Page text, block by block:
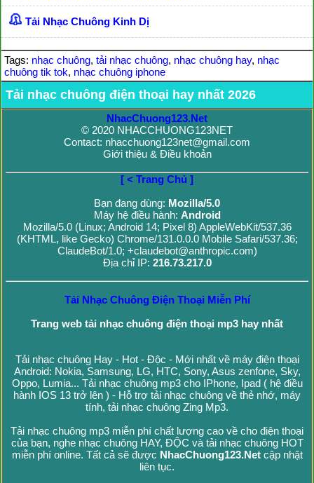
Tải Nhạc Chuông Kinh Dị
Tags: nhạc chuông, tải nhạc chuông, nhạc chuông hay, nhạc
chuông tik tok, nhạc chuông iphone
Tải nhạc chuông điện thoại hay nhất 2026
NhacChuong123.Net
© 2020 NHACCHUONG123NET
Contact: nhacchuong123net@gmail.com
Giới thiệu & Điều khoản
[ < Trang Chủ ]
Bạn đang dùng: Mozilla/5.0
Máy hệ điều hành: Android
Mozilla/5.0 (Linux; Android 14; Pixel 8) AppleWebKit/537.36
(KHTML, like Gecko) Chrome/131.0.0.0 Mobile Safari/537.36;
ClaudeBot/1.0; +claudebot@anthropic.com)
Địa chỉ IP: 216.73.217.0
Tải Nhạc Chuông Điện Thoại Miễn Phí
Trang web tải nhạc chuông điện thoại mp3 hay nhất
Tải nhạc chuông Hay - Hot - Độc - Mới nhất về máy điện thoại
Android: Nokia, Samsung, LG, HTC, Sony, Asus zenfone, Sky,
Oppo, Lumia... Tải nhạc chuông mp3 cho IPhone, Ipad ( hệ điều
hành IOS 13 trở lên ) - Hỗ trợ tải nhạc chuông về thẻ nhớ, máy
tính, tải nhạc chuông Zing Mp3.
Tải nhạc chuông mp3 miễn phí chất lượng cao về cho điện thoại
của bạn, nghe nhạc chuông HAY, ĐỘC và tải nhạc chuông HOT
miễn phí online. Tất cả sẽ được NhacChuong123.Netcập nhật
liên tục.